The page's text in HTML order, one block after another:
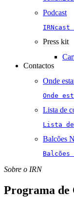
Podcast
Press kit
Contactos
Onde
Onde
Lista de
Lista
Balcões
Sobre o IRN
Programa